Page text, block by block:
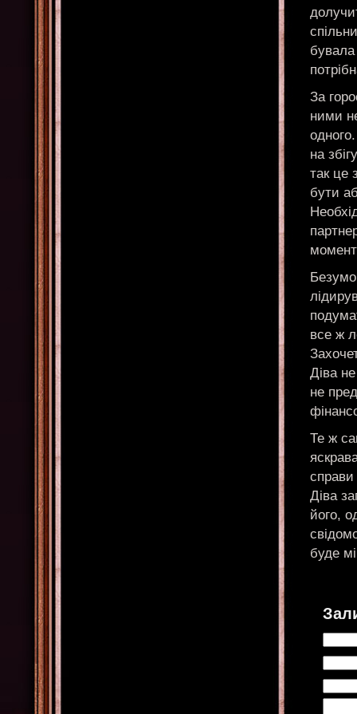
За
ними
на
так це
бути
все ж
Діва
не
Те ж
справи
Діва
його,
буде